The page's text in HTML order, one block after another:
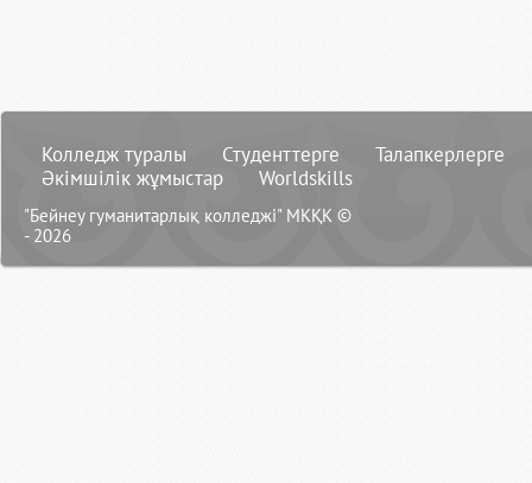
Колледж туралы Студенттерге
Талапкерлерге
Әкімшілік жұмыстар
Worldskills
"Бейнеу гуманитарлық колледжі" МКҚК ©
- 2026